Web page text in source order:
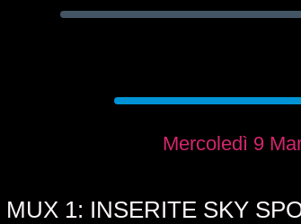
Mercoledì 9
1: INSERITE SKY